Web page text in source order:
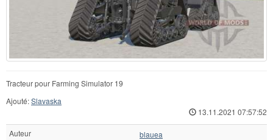
Tracteur pour Farming Simulator 19
Ajouté:Slavaska
13.11.2021 07:57:52
Auteur
blauea